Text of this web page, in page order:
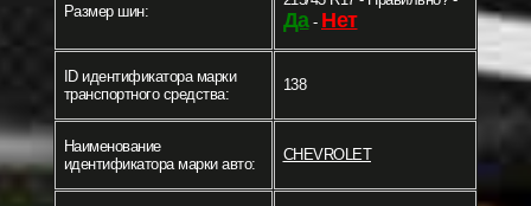
Размер шин: Да- Нет
ID идентификатора марки
транспортного средства:
138
Наименование
идентификатора марки авто:
CHEVROLET